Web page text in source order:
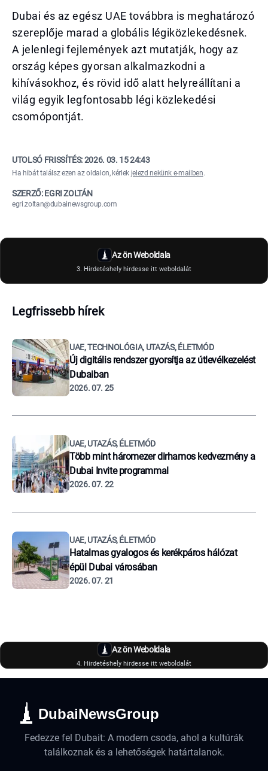
Dubai és az egész UAE továbbra is meghatározó
szereplője marad a globális légiközlekedésnek.
A jelenlegi fejlemények azt mutatják, hogy az
ország képes gyorsan alkalmazkodni a
kihívásokhoz, és rövid idő alatt helyreállítani a
világ egyik legfontosabb légi közlekedési
csomópontját.
UTOLSÓ FRISSÍTÉS:2026. 03. 15 24:43
Ha hibát találsz ezen az oldalon, kérlek jelezd nekünk e-mailben.
SZERZŐ: EGRI ZOLTÁN
egri.zoltan@dubainewsgroup.com
Az ön Weboldala
3. Hirdetéshely hirdesse itt weboldalát
Legfrissebb hírek
UAE, TECHNOLÓGIA, UTAZÁS, ÉLETMÓD
Új digitális rendszer gyorsítja az útlevélkezelést
Dubaiban
2026. 07. 25
UAE, UTAZÁS, ÉLETMÓD
Több mint háromezer dirhamos kedvezmény a
Dubai Invite programmal
2026. 07. 22
UAE, UTAZÁS, ÉLETMÓD
Hatalmas gyalogos és kerékpáros hálózat
épül Dubai városában
2026. 07. 21
Az ön Weboldala
4. Hirdetéshely hirdesse itt weboldalát
DubaiNewsGroup
Fedezze fel Dubait: A modern csoda, ahol a kultúrák
találkoznak és a lehetőségek határtalanok.